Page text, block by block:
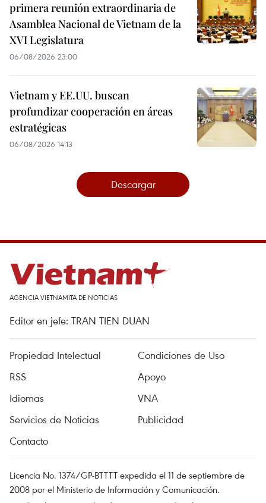
primera reunión extraordinaria de
Asamblea Nacional de Vietnam de la
XVI Legislatura
06/08/2026 23:00
Vietnam y EE.UU. buscan
profundizar cooperación en áreas
estratégicas
06/08/2026 14:13
Descargar
AGENCIA VIETNAMITA DE NOTICIAS
Editor en jefe: TRAN TIEN DUAN
Propiedad Intelectual
Condiciones de Uso
RSS
Apoyo
Idiomas
VNA
Servicios de Noticias
Publicidad
Contacto
Licencia No. 1374/GP-BTTTT expedida el 11 de septiembre de
2008 por el Ministerio de Información y Comunicación.